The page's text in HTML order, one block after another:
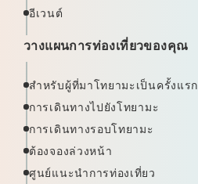
อีเวนต์
วางแผนการท่องเที่ยวของคุณ
สำหรับผู้ที่มาโทยามะเป็นครั้งแรก
การเดินทางไปยังโทยามะ
การเดินทางรอบโทยามะ
ต้องจองล่วงหน้า
ศูนย์แนะนำการท่องเที่ยว